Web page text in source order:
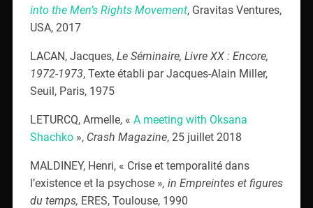
into the Men’s Rights Movement, Gravitas Ventures,
USA, 2017
LACAN, Jacques, Le Séminaire, Livre XX : Encore,
1972-1973, Texte établi par Jacques-Alain Miller,
Seuil, Paris, 1975
LETURCQ, Armelle, « A meeting with Oksana
Shachko», Crash Magazine, 25 juillet 2018
MALDINEY, Henri, « Crise et temporalité dans
l’existence et la psychose », in Empreintes et figures
du temps, ERES, Toulouse, 1990